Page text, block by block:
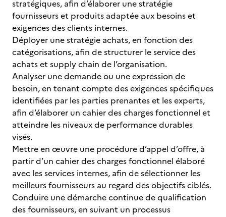
stratégiques, afin d’élaborer une stratégie
fournisseurs et produits adaptée aux besoins et
exigences des clients internes.
Déployer une stratégie achats, en fonction des
catégorisations, afin de structurer le service des
achats et supply chain de l’organisation.
Analyser une demande ou une expression de
besoin, en tenant compte des exigences spécifiques
identifiées par les parties prenantes et les experts,
afin d’élaborer un cahier des charges fonctionnel et
atteindre les niveaux de performance durables
visés.
Mettre en œuvre une procédure d’appel d’offre, à
partir d’un cahier des charges fonctionnel élaboré
avec les services internes, afin de sélectionner les
meilleurs fournisseurs au regard des objectifs ciblés.
Conduire une démarche continue de qualification
des fournisseurs, en suivant un processus